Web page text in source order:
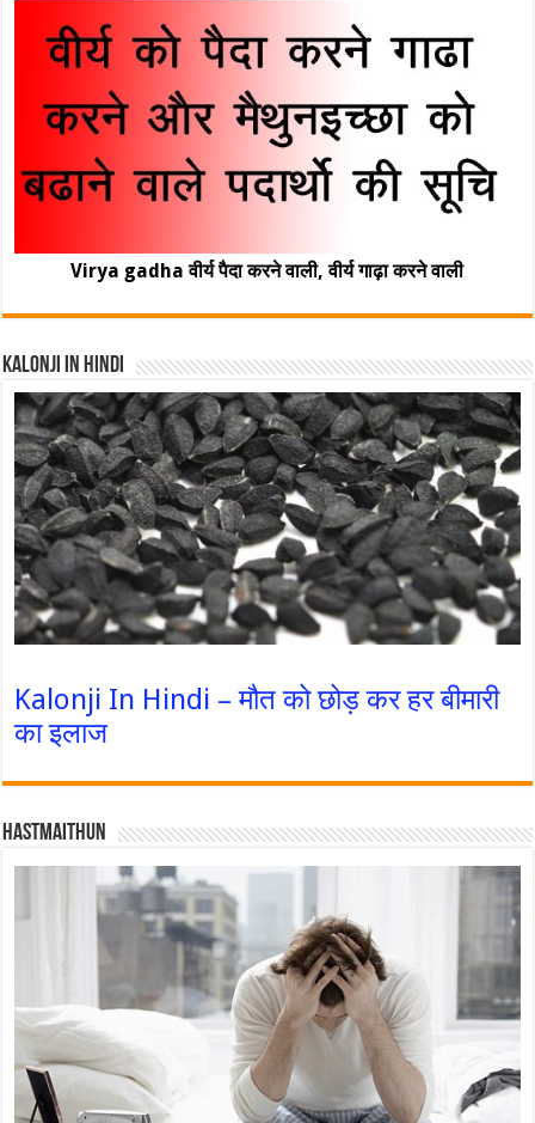
Virya gadha वीर्य पैदा करने वाली, वीर्य गाढ़ा करने वाली
Kalonji In Hindi
Kalonji In Hindi – मौत को छोड़ कर हर बीमारी
का इलाज
Hastmaithun